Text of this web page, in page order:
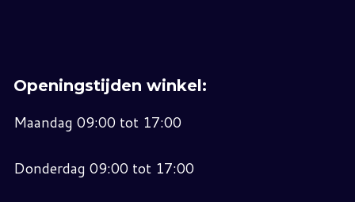
Openingstijden winkel:
Maandag 09:00 tot 17:00
Donderdag 09:00 tot 17:00